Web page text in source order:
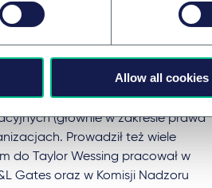
Allow all cookies
jak i w obszarze doradztwa
Zbigniew był partnerem i szefem
również w PwC Legal oraz
dla sektora usług
(głównie w zakresie prawa
Prowadził też wiele
do Taylor Wessing pracował w
Gates oraz w Komisji Nadzoru